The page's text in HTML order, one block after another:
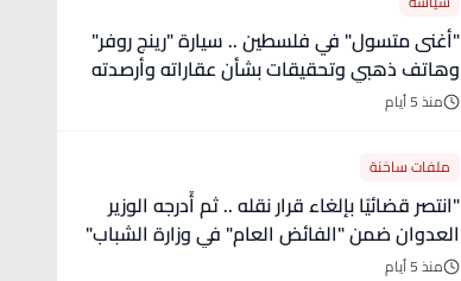
"أغنى متسول" في فلسطين .. سيارة "رينج روفر"
وهاتف ذهبي وتحقيقات بشأن عقاراته وأرصدته
منذ 5 أيام
ملفات ساخنة
"انتصر قضائيًا بإلغاء قرار نقله .. ثم أُدرجه الوزير
العدوان ضمن "الفائض العام" في وزارة الشباب"
- تفاصيل
منذ 5 أيام